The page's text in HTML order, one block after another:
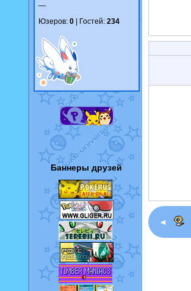
—
Юзеров: 0| Гостей: 234
Баннеры друзей
◄